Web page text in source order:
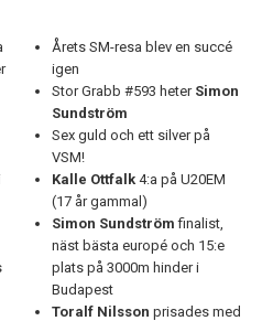
Årets SM-resa blev en succé
igen
Stor Grabb #593 heter Simon
Sundström
Sex guld och ett silver på
VSM!
Kalle Ottfalk 4:a på U20EM
(17 år gammal)
Simon Sundström finalist,
näst bästa europé och 15:e
plats på 3000m hinder i
Budapest
Toralf Nilsson prisades med